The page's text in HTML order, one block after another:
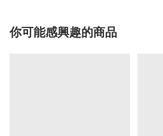
你可能感興趣的商品